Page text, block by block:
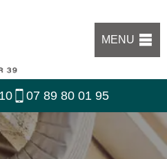
MENU
07 89 80 01 95